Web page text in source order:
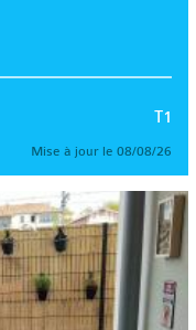
T1
Mise à jour le 08/08/26